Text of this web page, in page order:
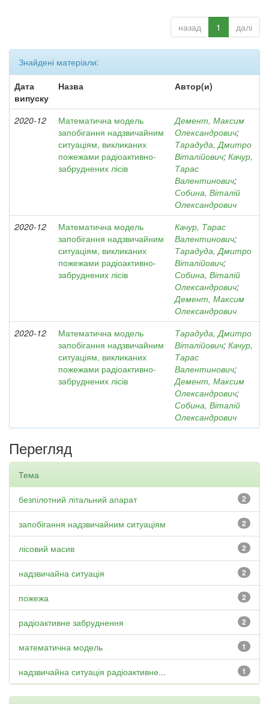
назад 1 далі
Знайдені матеріали:
Дата
випуску
Назва Автор(и)
2020-12
Математична модель
запобігання надзвичайним
ситуаціям, викликаних
пожежами радіоактивно-
забруднених лісів
Демент, Максим
Олександрович;
Тарадуда, Дмитро
Віталійович; Качур,
Тарас
Валентинович;
Собина, Віталій
Олександрович
2020-12
Математична модель
запобігання надзвичайним
ситуаціям, викликаних
пожежами радіоактивно-
забруднених лісів
Качур, Тарас
Валентинович;
Тарадуда, Дмитро
Віталійович;
Собина, Віталій
Олександрович;
Демент, Максим
Олександрович
2020-12
Математична модель
запобігання надзвичайним
ситуаціям, викликаних
пожежами радіоактивно-
забруднених лісів
Тарадуда, Дмитро
Віталійович; Качур,
Тарас
Валентинович;
Демент, Максим
Олександрович;
Собина, Віталій
Олександрович
Перегляд
Тема
2
безпілотний літальний апарат
2
запобігання надзвичайним ситуаціям
2
лісовий масив
2
надзвичайна ситуація
2
пожежа
2
радіоактивне забруднення
1
математична модель
1
надзвичайна ситуація радіоактивне...